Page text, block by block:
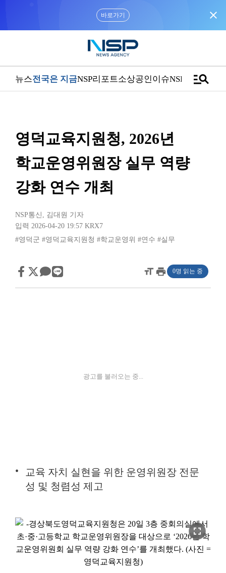
바로가기 close
뉴스전국은 지금NSP리포트소상공인이슈NSPTVmanage_search
영덕교육지원청, 2026년
학교운영위원장 실무 역량
강화 연수 개최
NSP통신 , 김대원 기자
입력 2026-04-20 19:57 KRX7
#영덕군 #영덕교육지원청 #학교운영위 #연수 #실무
format_sizeprint 0명 읽는 중
광고를 불러오는 중...
교육 자치 실현을 위한 운영위원장 전문
성 및 청렴성 제고
fullscreen